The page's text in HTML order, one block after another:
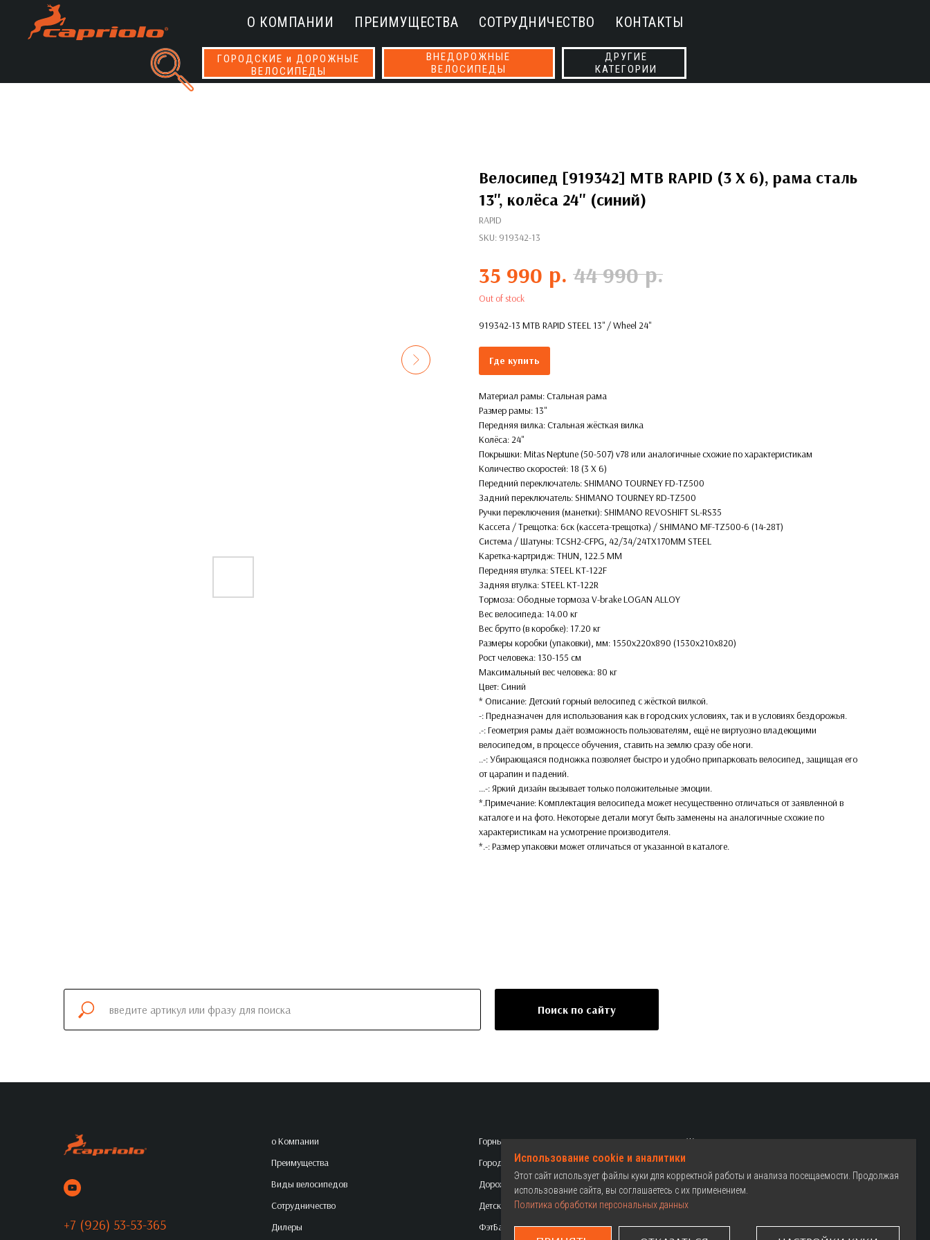
О КОМПАНИИ ПРЕИМУЩЕСТВА СОТРУДНИЧЕСТВО КОНТАКТЫ
ДРУГИЕ
КАТЕГОРИИ
ВНЕДОРОЖНЫЕ
ВЕЛОСИПЕДЫ
ГОРОДСКИЕ и ДОРОЖНЫЕ
ВЕЛОСИПЕДЫ
Велосипед [919342] MTB RAPID (3 X 6), рама сталь
13'', колёса 24'' (синий)
RAPID
SKU: 919342-13
35 990 р. 44 990 р.
Out of stock
919342-13 MTB RAPID STEEL 13'' / Wheel 24''
Где купить
Материал рамы: Стальная рама
Размер рамы: 13''
Передняя вилка: Стальная жёсткая вилка
Колёса: 24''
Покрышки: Mitas Neptune (50-507) v78 или аналогичные схожие по характеристикам
Количество скоростей: 18 (3 X 6)
Передний переключатель: SHIMANO TOURNEY FD-TZ500
Задний переключатель: SHIMANO TOURNEY RD-TZ500
Ручки переключения (манетки): SHIMANO REVOSHIFT SL-RS35
Кассета / Трещотка: 6ск (кассета-трещотка) / SHIMANO MF-TZ500-6 (14-28T)
Система / Шатуны: TCSH2-CFPG, 42/34/24TX170MM STEEL
Каретка-картридж: THUN, 122.5 MM
Передняя втулка: STEEL KT-122F
Задняя втулка: STEEL KT-122R
Тормоза: Ободные тормоза V-brake LOGAN ALLOY
Вес велосипеда: 14.00 кг
Вес брутто (в коробке): 17.20 кг
Размеры коробки (упаковки), мм: 1550х220х890 (1530х210х820)
Рост человека: 130-155 см
Максимальный вес человека: 80 кг
Цвет: Синий
* Описание: Детский горный велосипед с жёсткой вилкой.
-: Предназначен для использования как в городских условиях, так и в условиях бездорожья.
.-: Геометрия рамы даёт возможность пользователям, ещё не виртуозно владеющими
велосипедом, в процессе обучения, ставить на землю сразу обе ноги.
..-: Убирающаяся подножка позволяет быстро и удобно припарковать велосипед, защищая его
от царапин и падений.
...-: Яркий дизайн вызывает только положительные эмоции.
*.Примечание: Комплектация велосипеда может несущественно отличаться от заявленной в
каталоге и на фото. Некоторые детали могут быть заменены на аналогичные схожие по
характеристикам на усмотрение производителя.
*.-: Размер упаковки может отличаться от указанной в каталоге.
Поиск по сайту
+7 (926) 53-53-365
о Компании
Преимущества
Виды велосипедов
Сотрудничество
Дилеры
Горные
Городские
Дорожные
Детские
ФэтБайки
Женские велосипеды
Как выбрать
Где купить
Гарантия
Использование cookie и аналитики
Этот сайт использует файлы куки для корректной работы и анализа посещаемости. Продолжая
использование сайта, вы соглашаетесь с их применением.
Политика обработки персональных данных